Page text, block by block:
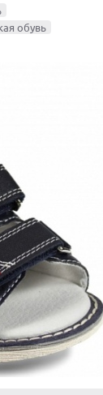
обувь